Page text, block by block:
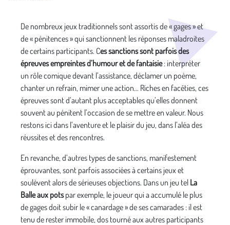
De nombreux jeux traditionnels sont assortis de « gages » et
de « pénitences » qui sanctionnent les réponses maladroites
de certains participants. Ces sanctions sont parfois des
épreuves empreintes d’humour et de fantaisie: interpréter
un rôle comique devant l’assistance, déclamer un poème,
chanter un refrain, mimer une action… Riches en facéties, ces
épreuves sont d’autant plus acceptables qu’elles donnent
souvent au pénitent l’occasion de se mettre en valeur. Nous
restons ici dans l’aventure et le plaisir du jeu, dans l’aléa des
réussites et des rencontres.
En revanche, d’autres types de sanctions, manifestement
éprouvantes, sont parfois associées à certains jeux et
soulèvent alors de sérieuses objections. Dans un jeu tel La
Balle aux potspar exemple, le joueur qui a accumulé le plus
de gages doit subir le « canardage » de ses camarades : il est
tenu de rester immobile, dos tourné aux autres participants